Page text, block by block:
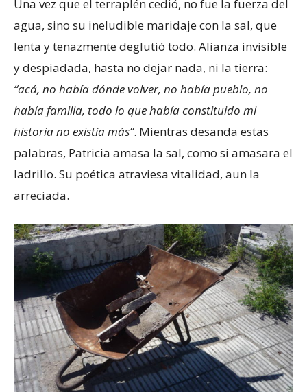
Una vez que el terraplén cedió, no fue la fuerza del
agua, sino su ineludible maridaje con la sal, que
lenta y tenazmente deglutió todo. Alianza invisible
y despiadada, hasta no dejar nada, ni la tierra:
“acá, no había dónde volver, no había pueblo, no
había familia, todo lo que había constituido mi
historia no existía más”. Mientras desanda estas
palabras, Patricia amasa la sal, como si amasara el
ladrillo. Su poética atraviesa vitalidad, aun la
arreciada.